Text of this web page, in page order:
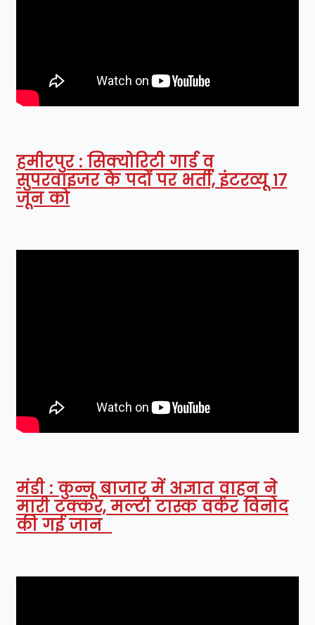
हमीरपुर : सिक्योरिटी गार्ड व
सुपरवाइजर के पदों पर भर्ती, इंटरव्यू 17
जून को
मंडी : कुन्नू बाजार में अज्ञात वाहन ने
मारी टक्कर, मल्टी टास्क वर्कर विनोद
की गई जान